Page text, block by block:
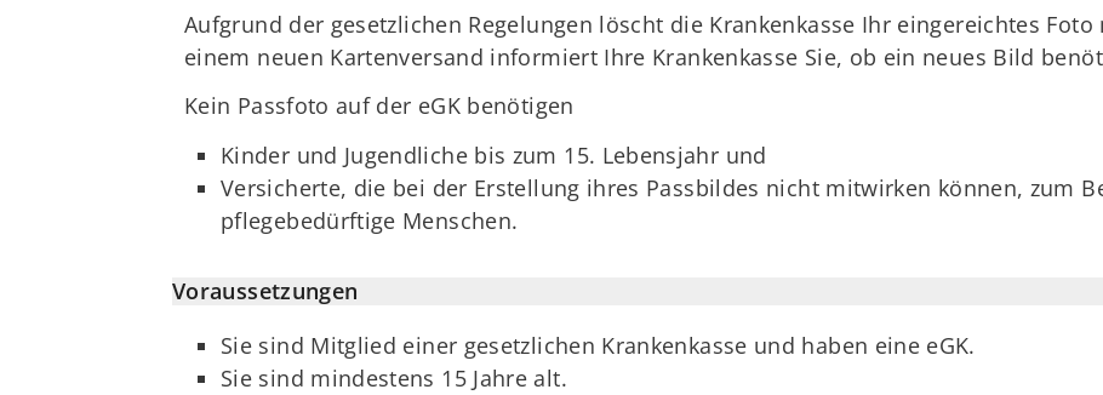
Aufgrund der gesetzlichen Regelungen löscht die Krankenkasse Ihr eingereichtes Foto
einem neuen Kartenversand informiert Ihre Krankenkasse Sie, ob ein neues Bild
Kein Passfoto auf der eGK benötigen
Kinder und Jugendliche bis zum 15. Lebensjahr und
Versicherte, die bei der Erstellung ihres Passbildes nicht mitwirken können, zum
pflegebedürftige Menschen.
Voraussetzungen
Sie sind Mitglied einer gesetzlichen Krankenkasse und haben eine eGK.
Sie sind mindestens 15 Jahre alt.